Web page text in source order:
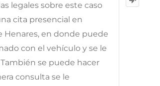
legales sobre este caso
cita presencial en
Henares, en donde puede
con el vehículo y se le
se puede hacer
consulta se le